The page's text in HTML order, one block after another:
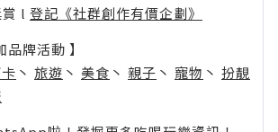
l 登記《社群創作有價企劃》
牌活動 】
丶 旅遊 丶 美食 丶 親子 丶 寵物 丶 扮靚